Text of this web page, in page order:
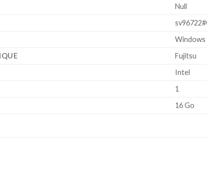
‎Null
‎Windows
‎Fujitsu
‎Intel
‎1
‎16 Go